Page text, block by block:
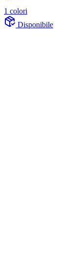
1 colori
Disponibile